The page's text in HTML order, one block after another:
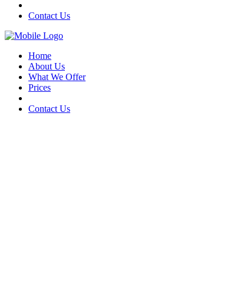
Contact Us
Home
About Us
What We Offer
Prices
Contact Us